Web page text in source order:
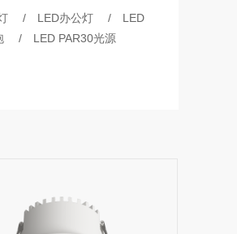
/ LED办公灯 /
LED
/
LED PAR30光源